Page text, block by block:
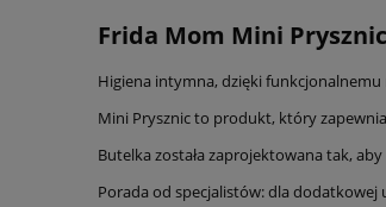
Frida Mom Mini
Higiena intymna, dzięki
Mini Prysznic to produkt, który
Butelka została zaprojektowana tak,
Porada od specjalistów: dla